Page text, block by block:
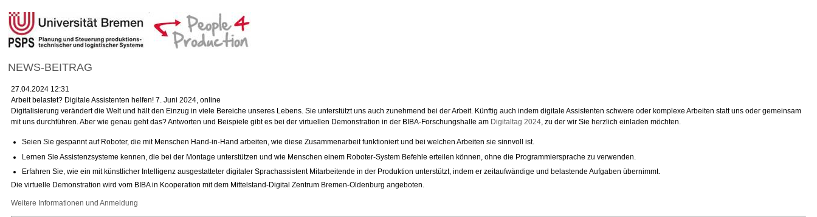
NEWS-BEITRAG
27.04.2024 12:31
Arbeit belastet? Digitale Assistenten helfen! 7. Juni 2024, online
Digitalisierung verändert die Welt und hält den Einzug in viele Bereiche unseres Lebens. Sie unterstützt uns auch zunehmend bei der Arbeit. Künftig auch indem digitale Assistenten schwere oder komplexe Arbeiten statt uns oder gemeinsam
mit uns durchführen. Aber wie genau geht das? Antworten und Beispiele gibt es bei der virtuellen Demonstration in der BIBA-Forschungshalle am Digitaltag 2024 , zu der wir Sie herzlich einladen möchten.
Seien Sie gespannt auf Roboter, die mit Menschen Hand-in-Hand arbeiten, wie diese Zusammenarbeit funktioniert und bei welchen Arbeiten sie sinnvoll ist.
Lernen Sie Assistenzsysteme kennen, die bei der Montage unterstützen und wie Menschen einem Roboter-System Befehle erteilen können, ohne die Programmiersprache zu verwenden.
Erfahren Sie, wie ein mit künstlicher Intelligenz ausgestatteter digitaler Sprachassistent Mitarbeitende in der Produktion unterstützt, indem er zeitaufwändige und belastende Aufgaben übernimmt.
Die virtuelle Demonstration wird vom BIBA in Kooperation mit dem Mittelstand-Digital Zentrum Bremen-Oldenburg angeboten.
Weitere Informationen und Anmeldung